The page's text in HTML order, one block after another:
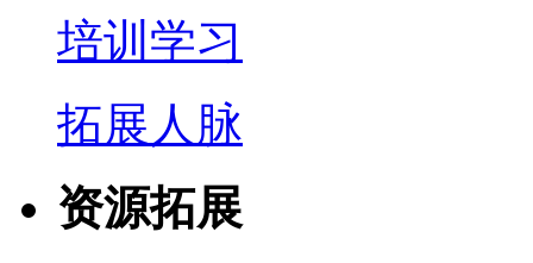
培训学习
拓展人脉
资源拓展